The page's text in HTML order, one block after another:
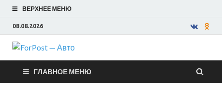
ВЕРХНЕЕ МЕНЮ
08.08.2026
ForPost —
Авто
ГЛАВНОЕ МЕНЮ